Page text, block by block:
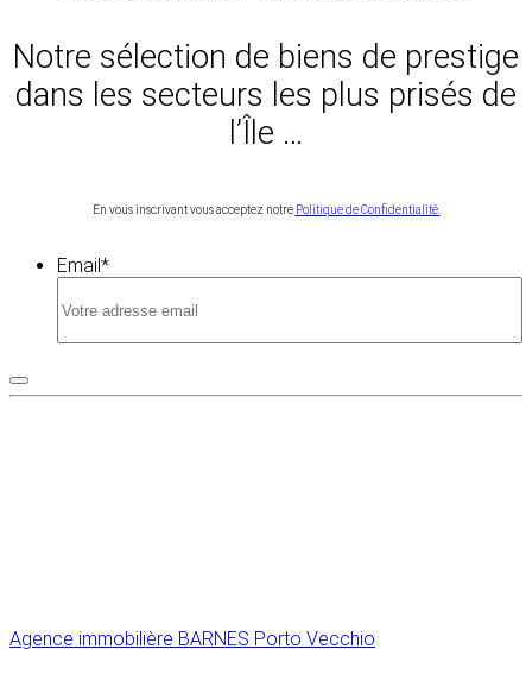
Notre sélection de biens de prestige
dans les secteurs les plus prisés de
l’Île …
En vous inscrivant vous acceptez notre Politique de Confidentialité.
Email *
Agence immobilière BARNES Porto Vecchio